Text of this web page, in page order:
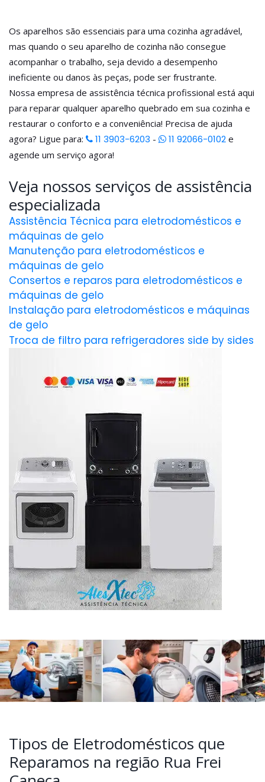
Os aparelhos são essenciais para uma cozinha agradável,
mas quando o seu aparelho de cozinha não consegue
acompanhar o trabalho, seja devido a desempenho
ineficiente ou danos às peças, pode ser frustrante.
Nossa empresa de assistência técnica profissional está aqui
para reparar qualquer aparelho quebrado em sua cozinha e
restaurar o conforto e a conveniência! Precisa de ajuda
agora? Ligue para:
11 3903-6203 - 11 92066-0102 e
agende um serviço agora!
Veja nossos serviços de assistência
especializada
Assistência Técnica para eletrodomésticos e
máquinas de gelo
Manutenção para eletrodomésticos e
máquinas de gelo
Consertos e reparos para eletrodomésticos e
máquinas de gelo
Instalação para eletrodomésticos e máquinas
de gelo
Troca de filtro para refrigeradores side by sides
Tipos de Eletrodomésticos que
Reparamos na região Rua Frei